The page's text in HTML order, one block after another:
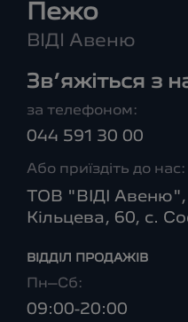
Пежо
ВІДІ Авеню
Зв’яжіться з
за телефоном:
044 591 30 00
Або приїздіть до нас:
ТОВ "ВІДІ
Кільцева, 60, с.
ВІДДІЛ ПРОДАЖІВ
Пн–Сб:
09:00-20:00